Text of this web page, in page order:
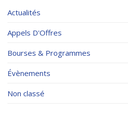
Actualités
Appels D'Offres
Bourses & Programmes
Évènements
Non classé